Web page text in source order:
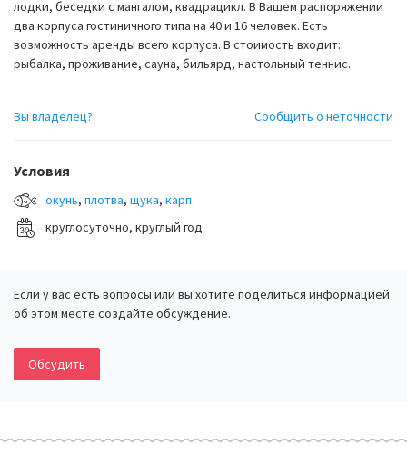
лодки, беседки с мангалом, квадрацикл. В Вашем распоряжении
два корпуса гостиничного типа на 40 и 16 человек. Есть
возможность аренды всего корпуса. В стоимость входит:
рыбалка, проживание, сауна, бильярд, настольный теннис.
Вы владелец? Сообщить о неточности
Условия
окунь, плотва, щука, карп
круглосуточно, круглый год
Если у вас есть вопросы или вы хотите поделиться информацией
об этом месте создайте обсуждение.
Обсудить